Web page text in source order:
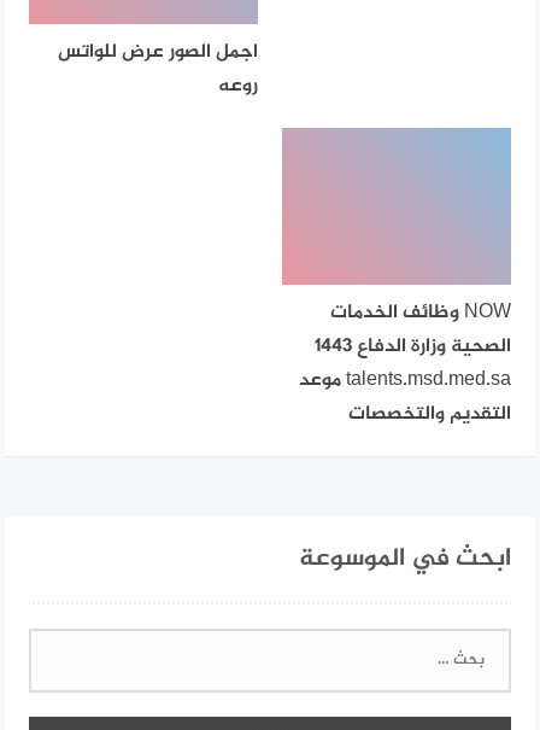
اجمل الصور عرض للواتس
روعه
NOW وظائف الخدمات
الصحية وزارة الدفاع 1443
talents.msd.med.sa موعد
التقديم والتخصصات
ابحث في الموسوعة
البحث